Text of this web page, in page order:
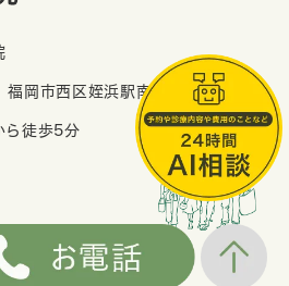
岡市西区姪浜駅南2-1-33
ら徒歩5分
医院